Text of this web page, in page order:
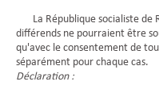
La République socialiste de
différends ne pourraient être
qu'avec le consentement de
séparément pour chaque cas.
Déclaration :